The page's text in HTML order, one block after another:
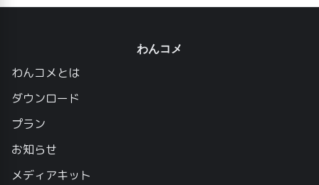
わんコメ
わんコメとは
ダウンロード
プラン
お知らせ
メディアキット